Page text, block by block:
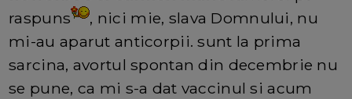
raspuns
, nici mie, slava Domnului, nu
mi-au aparut anticorpii. sunt la prima
sarcina, avortul spontan din decembrie nu
se pune, ca mi s-a dat vaccinul si acum